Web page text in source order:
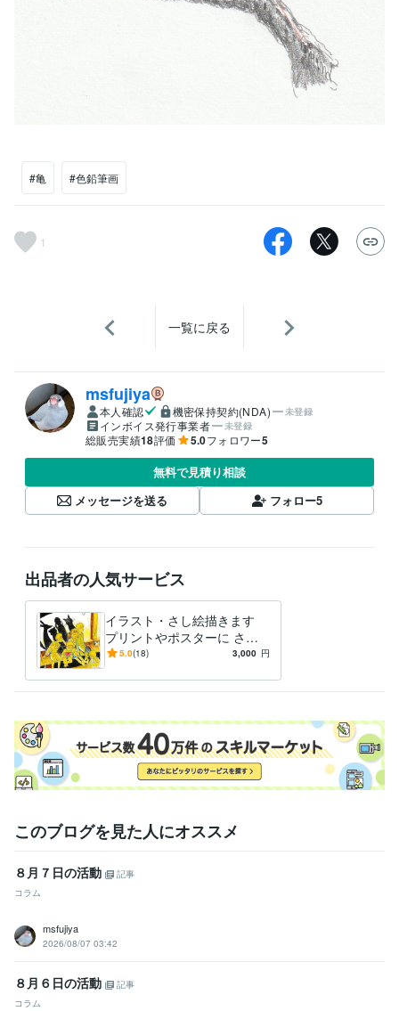
#亀 #色鉛筆画
1
一覧に戻る
msfujiya
本人確認 機密保持契約(NDA) 未登録
インボイス発行事業者 未登録
総販売実績18評価 5.0フォロワー5
無料で見積り相談
メッセージを送る
フォロー5
出品者の人気サービス
イラスト・さし絵描きます
プリントやポスターに さし
絵イラストを添えるお手伝い
5.0(18) 3,000 円
このブログを見た人にオススメ
８月７日の活動
記事
コラム
msfujiya
2026/08/07 03:42
８月６日の活動
記事
コラム